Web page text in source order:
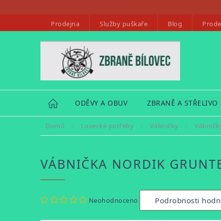
Prodejna Služby puškaře Blog
HOME ODĚVY A OBUV ZBRANĚ A STŘELIVO
Domů / Lovecké potřeby / Vábničky /
VÁBNIČKA NORDIK
hodnocení
Neohodnoceno Podrobnosti